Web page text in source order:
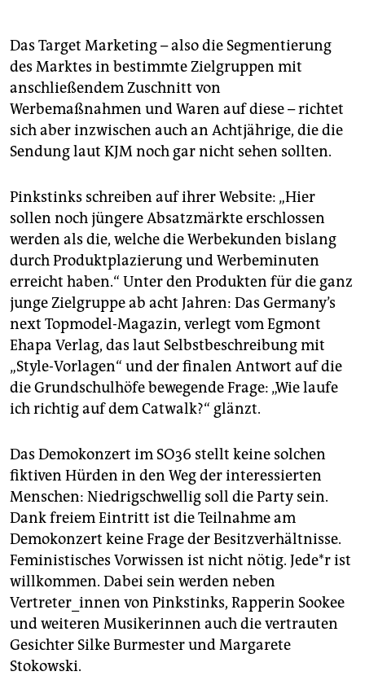
Das Target Marketing – also die Segmentierung
des Marktes in bestimmte Zielgruppen mit
anschließendem Zuschnitt von
Werbemaßnahmen und Waren auf diese – richtet
sich aber inzwischen auch an Achtjährige, die die
Sendung laut KJM noch gar nicht sehen sollten.
Pinkstinks schreiben auf ihrer Website: „Hier
sollen noch jüngere Absatzmärkte erschlossen
werden als die, welche die Werbekunden bislang
durch Produktplazierung und Werbeminuten
erreicht haben.“ Unter den Produkten für die ganz
junge Zielgruppe ab acht Jahren: Das Germany’s
next Topmodel-Magazin, verlegt vom Egmont
Ehapa Verlag, das laut Selbstbeschreibung mit
„Style-Vorlagen“ und der finalen Antwort auf die
die Grundschulhöfe bewegende Frage: „Wie laufe
ich richtig auf dem Catwalk?“ glänzt.
Das Demokonzert im SO36 stellt keine solchen
fiktiven Hürden in den Weg der interessierten
Menschen: Niedrigschwellig soll die Party sein.
Dank freiem Eintritt ist die Teilnahme am
Demokonzert keine Frage der Besitzverhältnisse.
Feministisches Vorwissen ist nicht nötig. Jede*r ist
willkommen. Dabei sein werden neben
Vertreter_innen von Pinkstinks, Rapperin Sookee
und weiteren Musikerinnen auch die vertrauten
Gesichter Silke Burmester und Margarete
Stokowski.